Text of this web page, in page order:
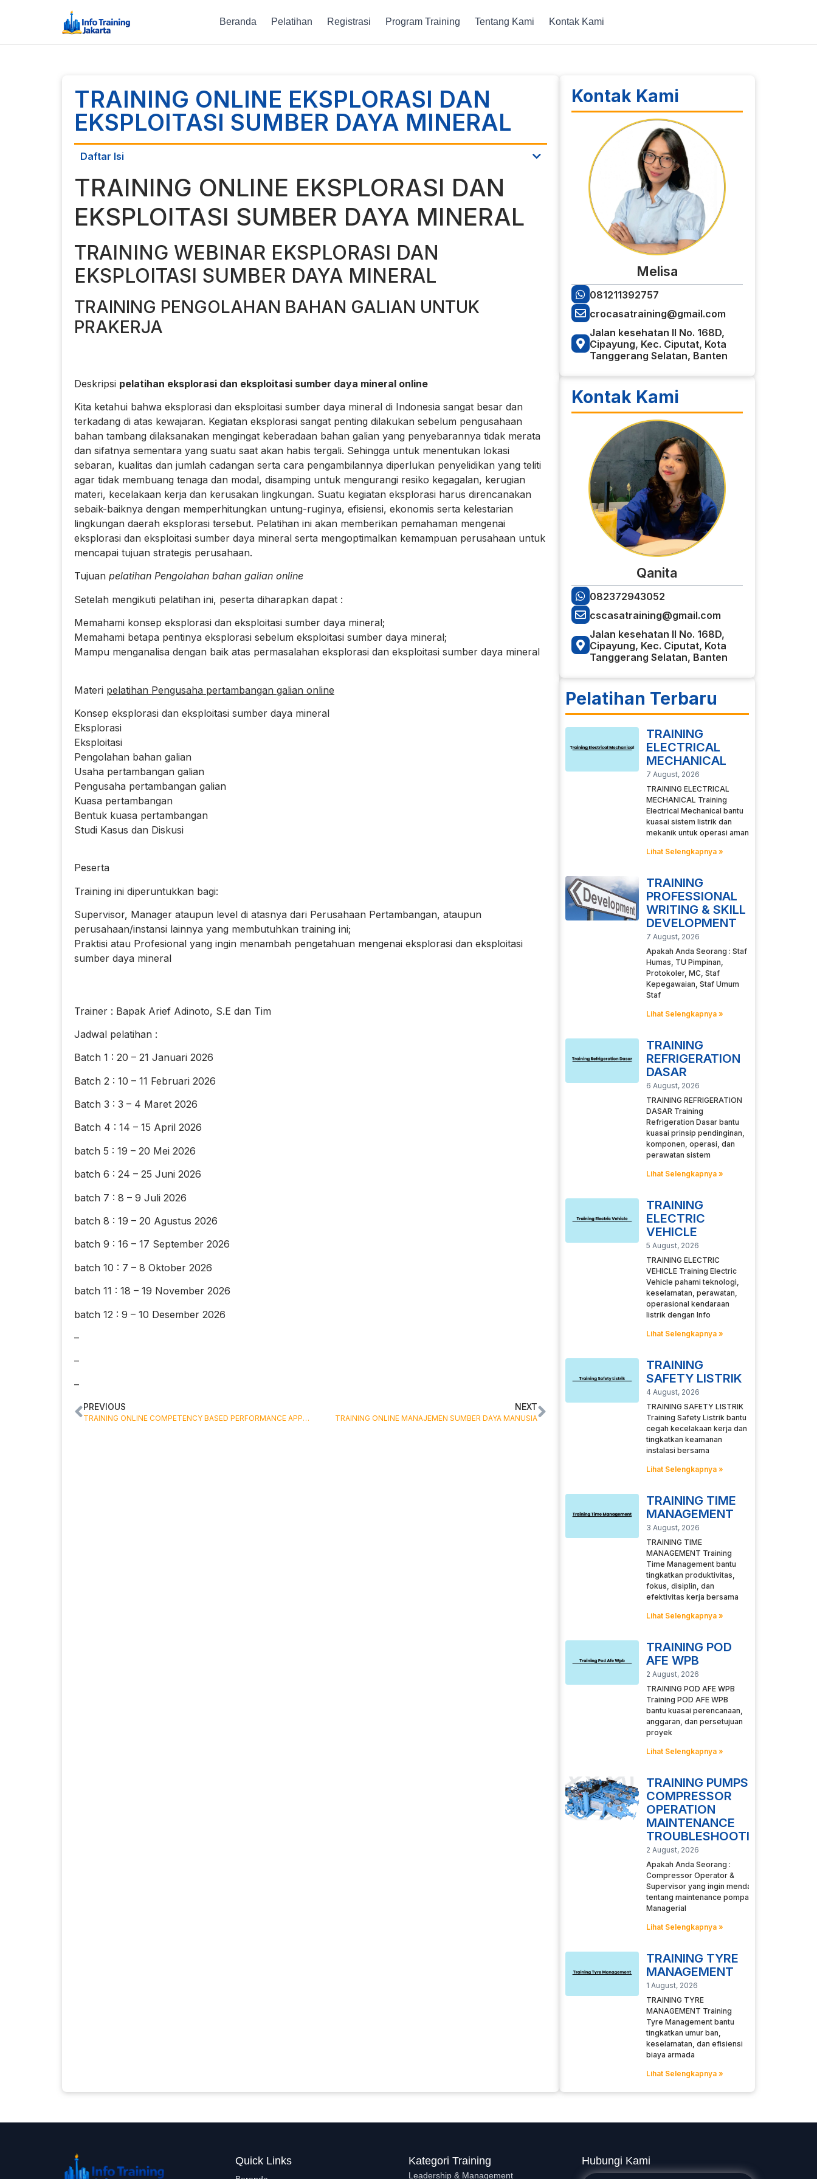
Beranda Pelatihan Registrasi Program Training Tentang Kami Kontak Kami
TRAINING ONLINE EKSPLORASI DAN
EKSPLOITASI SUMBER DAYA MINERAL
Daftar Isi
TRAINING ONLINE EKSPLORASI DAN
EKSPLOITASI SUMBER DAYA MINERAL
TRAINING WEBINAR EKSPLORASI DAN
EKSPLOITASI SUMBER DAYA MINERAL
TRAINING PENGOLAHAN BAHAN GALIAN UNTUK
PRAKERJA
Deskripsi pelatihan eksplorasi dan eksploitasi sumber daya mineral online
Kita ketahui bahwa eksplorasi dan eksploitasi sumber daya mineral di Indonesia sangat besar dan
terkadang di atas kewajaran. Kegiatan eksplorasi sangat penting dilakukan sebelum pengusahaan
bahan tambang dilaksanakan mengingat keberadaan bahan galian yang penyebarannya tidak merata
dan sifatnya sementara yang suatu saat akan habis tergali. Sehingga untuk menentukan lokasi
sebaran, kualitas dan jumlah cadangan serta cara pengambilannya diperlukan penyelidikan yang teliti
agar tidak membuang tenaga dan modal, disamping untuk mengurangi resiko kegagalan, kerugian
materi, kecelakaan kerja dan kerusakan lingkungan. Suatu kegiatan eksplorasi harus direncanakan
sebaik-baiknya dengan memperhitungkan untung-ruginya, efisiensi, ekonomis serta kelestarian
lingkungan daerah eksplorasi tersebut. Pelatihan ini akan memberikan pemahaman mengenai
eksplorasi dan eksploitasi sumber daya mineral serta mengoptimalkan kemampuan perusahaan untuk
mencapai tujuan strategis perusahaan.
Tujuan pelatihan Pengolahan bahan galian online
Setelah mengikuti pelatihan ini, peserta diharapkan dapat :
Memahami konsep eksplorasi dan eksploitasi sumber daya mineral;
Memahami betapa pentinya eksplorasi sebelum eksploitasi sumber daya mineral;
Mampu menganalisa dengan baik atas permasalahan eksplorasi dan eksploitasi sumber daya mineral
Materi pelatihan Pengusaha pertambangan galian online
Konsep eksplorasi dan eksploitasi sumber daya mineral
Eksplorasi
Eksploitasi
Pengolahan bahan galian
Usaha pertambangan galian
Pengusaha pertambangan galian
Kuasa pertambangan
Bentuk kuasa pertambangan
Studi Kasus dan Diskusi
Peserta
Training ini diperuntukkan bagi:
Supervisor, Manager ataupun level di atasnya dari Perusahaan Pertambangan, ataupun
perusahaan/instansi lainnya yang membutuhkan training ini;
Praktisi atau Profesional yang ingin menambah pengetahuan mengenai eksplorasi dan eksploitasi
sumber daya mineral
Trainer : Bapak Arief Adinoto, S.E dan Tim
Jadwal pelatihan :
Batch 1 : 20 – 21 Januari 2026
Batch 2 : 10 – 11 Februari 2026
Batch 3 : 3 – 4 Maret 2026
Batch 4 : 14 – 15 April 2026
batch 5 : 19 – 20 Mei 2026
batch 6 : 24 – 25 Juni 2026
batch 7 : 8 – 9 Juli 2026
batch 8 : 19 – 20 Agustus 2026
batch 9 : 16 – 17 September 2026
batch 10 : 7 – 8 Oktober 2026
batch 11 : 18 – 19 November 2026
batch 12 : 9 – 10 Desember 2026
–
–
–
PREVIOUS
TRAINING ONLINE COMPETENCY BASED PERFORMANCE APPRAISAL
NEXT
TRAINING ONLINE MANAJEMEN SUMBER DAYA MANUSIA
Kontak Kami
Melisa
081211392757
crocasatraining@gmail.com
Jalan kesehatan II No. 168D,
Cipayung, Kec. Ciputat, Kota
Tanggerang Selatan, Banten
Kontak Kami
Qanita
082372943052
cscasatraining@gmail.com
Jalan kesehatan II No. 168D,
Cipayung, Kec. Ciputat, Kota
Tanggerang Selatan, Banten
Pelatihan Terbaru
TRAINING
ELECTRICAL
MECHANICAL
7 August, 2026
TRAINING ELECTRICAL
MECHANICAL Training
Electrical Mechanical bantu
kuasai sistem listrik dan
mekanik untuk operasi aman
Lihat Selengkapnya »
TRAINING
PROFESSIONAL
WRITING & SKILL
DEVELOPMENT
7 August, 2026
Apakah Anda Seorang : Staf
Humas, TU Pimpinan,
Protokoler, MC, Staf
Kepegawaian, Staf Umum
Staf
Lihat Selengkapnya »
TRAINING
REFRIGERATION
DASAR
6 August, 2026
TRAINING REFRIGERATION
DASAR Training
Refrigeration Dasar bantu
kuasai prinsip pendinginan,
komponen, operasi, dan
perawatan sistem
Lihat Selengkapnya »
TRAINING
ELECTRIC
VEHICLE
5 August, 2026
TRAINING ELECTRIC
VEHICLE Training Electric
Vehicle pahami teknologi,
keselamatan, perawatan,
operasional kendaraan
listrik dengan Info
Lihat Selengkapnya »
TRAINING
SAFETY LISTRIK
4 August, 2026
TRAINING SAFETY LISTRIK
Training Safety Listrik bantu
cegah kecelakaan kerja dan
tingkatkan keamanan
instalasi bersama
Lihat Selengkapnya »
TRAINING TIME
MANAGEMENT
3 August, 2026
TRAINING TIME
MANAGEMENT Training
Time Management bantu
tingkatkan produktivitas,
fokus, disiplin, dan
efektivitas kerja bersama
Lihat Selengkapnya »
TRAINING POD
AFE WPB
2 August, 2026
TRAINING POD AFE WPB
Training POD AFE WPB
bantu kuasai perencanaan,
anggaran, dan persetujuan
proyek
Lihat Selengkapnya »
TRAINING PUMPS
COMPRESSOR
OPERATION
MAINTENANCE
TROUBLESHOOTING
2 August, 2026
Apakah Anda Seorang :
Compressor Operator &
Supervisor yang ingin mendalami
tentang maintenance pompa
Managerial
Lihat Selengkapnya »
TRAINING TYRE
MANAGEMENT
1 August, 2026
TRAINING TYRE
MANAGEMENT Training
Tyre Management bantu
tingkatkan umur ban,
keselamatan, dan efisiensi
biaya armada
Lihat Selengkapnya »
Quick Links Kategori Training
Leadership & Management
Hubungi Kami